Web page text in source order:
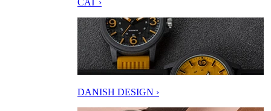
CAT ›
DANISH DESIGN ›